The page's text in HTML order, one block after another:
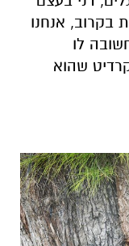
בקרוב, אנחנו
לו
שהוא